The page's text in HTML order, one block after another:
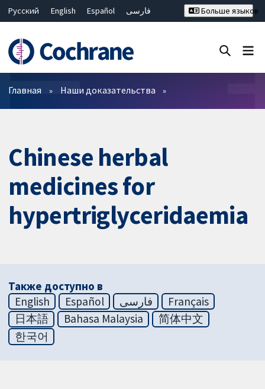
Русский English Español
فارسی
Bahasa Malaysia
ไทย
繁體中文
简体中文
Больше языков
Фильтры
Главная Наши доказательства
Chinese herbal
medicines for
hypertriglyceridaemia
Также доступно в
English
Español فارسی
Français
日本語
Bahasa Malaysia
简体中文
한국어